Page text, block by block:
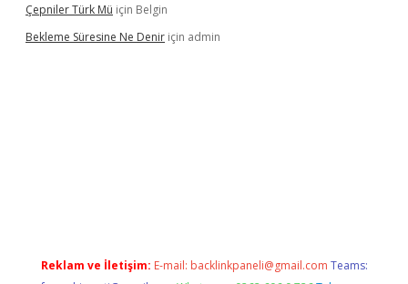
Çepniler Türk Mü için Belgin
Bekleme Süresine Ne Denir için admin
Reklam ve İletişim: E-mail: backlinkpaneli@gmail.com Teams: